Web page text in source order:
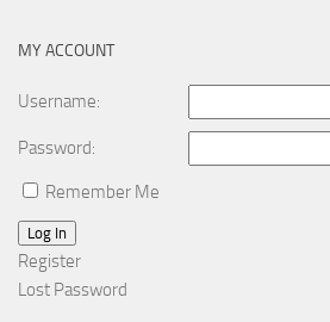
MY ACCOUNT
Username:
Password:
Remember Me
Log In
Register
Lost Password